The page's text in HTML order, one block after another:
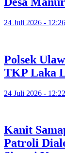
24 Juli 2026 -
Polsek
TKP Laka
24 Juli 2026 -
Kanit
Patroli